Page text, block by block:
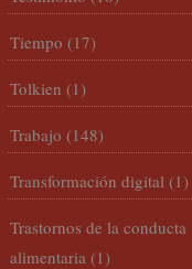
Tiempo (17)
Tolkien (1)
Trabajo (148)
Transformación digital (1)
Trastornos de la conducta
alimentaria (1)